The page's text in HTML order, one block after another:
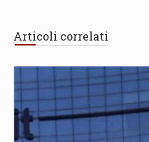
Articoli correlati